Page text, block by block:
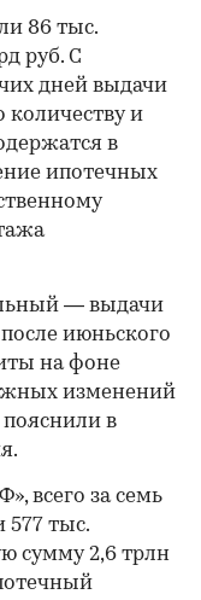
86 тыс.
руб. С
дней выдачи
количеству и
в
ипотечных
— выдачи
июньского
на фоне
изменений
в
всего за семь
577 тыс.
сумму 2,6 трлн